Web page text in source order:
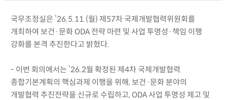
국무조정실은 ’26.5.11.(월) 제57차 국제개발협력위원회를
개최하여 보건·문화 ODA 전략 마련 및 사업 투명성·책임 이행
강화를 본격 추진한다고 밝혔다.
- 이번 회의에서는 ’26.2월 확정된 제4차 국제개발협력
종합기본계획의 핵심과제 이행을 위해, 보건·문화 분야의
개발협력 추진전략을 신규로 수립하고, ODA 사업 투명성 제고 및